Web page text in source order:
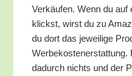
Ver­käu­fen. Wenn du auf
klickst, wirst du zu
du dort das jewei­li­ge
Wer­be­kos­ten­er­stat­tung.
dadurch nichts und der